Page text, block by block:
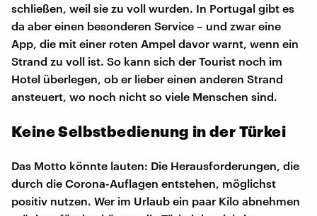
schließen, weil sie zu voll wurden. In Portugal gibt es
da aber einen besonderen Service – und zwar eine
App, die mit einer roten Ampel davor warnt, wenn ein
Strand zu voll ist. So kann sich der Tourist noch im
Hotel überlegen, ob er lieber einen anderen Strand
ansteuert, wo noch nicht so viele Menschen sind.
Keine Selbstbedienung in der Türkei
Das Motto könnte lauten: Die Herausforderungen, die
durch die Corona-Auflagen entstehen, möglichst
positiv nutzen. Wer im Urlaub ein paar Kilo abnehmen